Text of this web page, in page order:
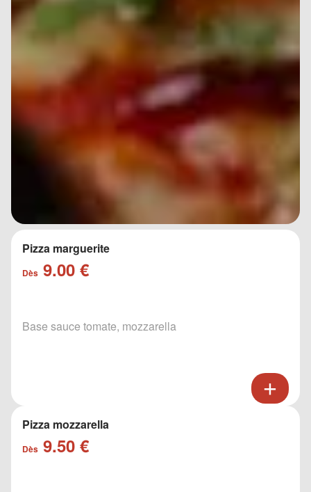
Pizza marguerite
Dès 9.00 €
Base sauce tomate, mozzarella
Pizza mozzarella
Dès 9.50 €